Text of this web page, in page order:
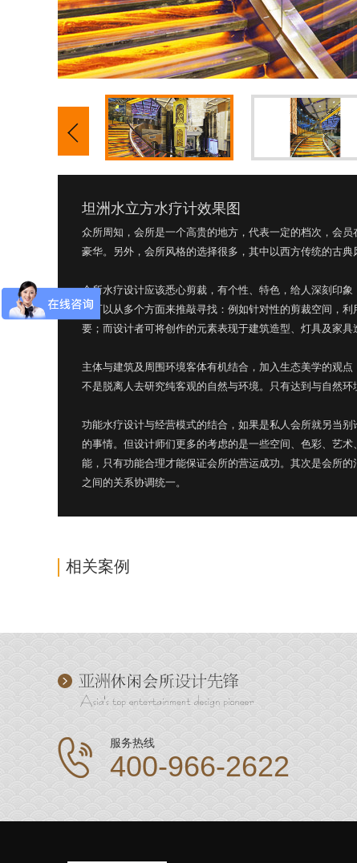
坦洲水立方水疗计效果图
众所周知，会所是一个高贵的地方，代表一定的档次，会
豪华。另外，会所风格的选择很多，其中以西方传统的古
会所水疗设计应该悉心剪裁，有个性、特色，给人深刻印
造可以从多个方面来推敲寻找：例如针对性的剪裁空间，
要；而设计者可将创作的元素表现于建筑造型、灯具及家
主体与建筑及周围环境客体有机结合，加入生态美学的观
不是脱离人去研究纯客观的自然与环境。只有达到与自然
功能水疗设计与经营模式的结合，如果是私人会所就另当
的事情。但设计师们更多的考虑的是一些空间、色彩、艺
能，只有功能合理才能保证会所的营运成功。其次是会所
之间的关系协调统一。
相关案例
服务热线
400-966-2622